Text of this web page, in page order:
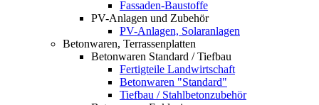
Fassaden-Baustoffe
PV-Anlagen und Zubehör
PV-Anlagen, Solaranlagen
Betonwaren, Terrassenplatten
Betonwaren Standard / Tiefbau
Fertigteile Landwirtschaft
Betonwaren "Standard"
Tiefbau / Stahlbetonzubehör